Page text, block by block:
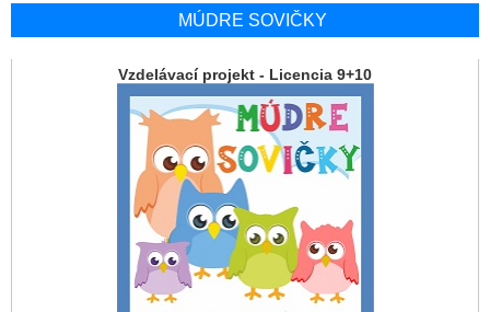
MÚDRE SOVIČKY
Vzdelávací projekt - Licencia 9+10